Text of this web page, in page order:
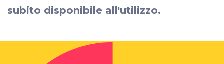
subito disponibile all'utilizzo.